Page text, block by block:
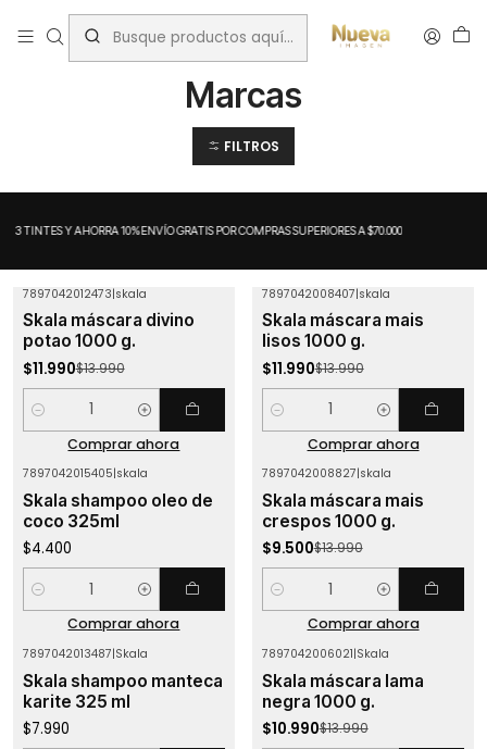
Inicio Rizos Marcas
Marcas
FILTROS
3 TINTES Y AHORRA 10%ENVÍO GRATIS POR COMPRAS SUPERIORES A $70.000
7897042012473|skala
Skala máscara divino
potao 1000 g.
$11.990$13.990
Cantidad
Comprar ahora
7897042008407|skala
Skala máscara mais
lisos 1000 g.
$11.990$13.990
Cantidad
Comprar ahora
7897042015405|skala
Skala shampoo oleo de
coco 325ml
$4.400
Cantidad
Comprar ahora
7897042008827|skala
Skala máscara mais
crespos 1000 g.
$9.500$13.990
Cantidad
Comprar ahora
7897042013487|Skala
Skala shampoo manteca
karite 325 ml
$7.990
7897042006021|Skala
Skala máscara lama
negra 1000 g.
$10.990$13.990